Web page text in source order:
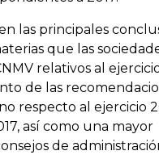
las principales
que las
relativos al
de las
respecto al ejercicio
así como una mayor
de